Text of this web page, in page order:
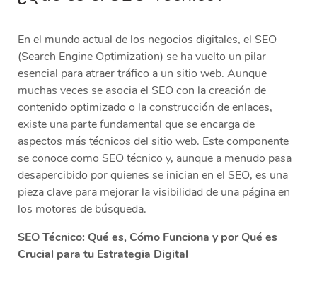
En el mundo actual de los negocios digitales, el SEO
(Search Engine Optimization) se ha vuelto un pilar
esencial para atraer tráfico a un sitio web. Aunque
muchas veces se asocia el SEO con la creación de
contenido optimizado o la construcción de enlaces,
existe una parte fundamental que se encarga de
aspectos más técnicos del sitio web. Este componente
se conoce como SEO técnico y, aunque a menudo pasa
desapercibido por quienes se inician en el SEO, es una
pieza clave para mejorar la visibilidad de una página en
los motores de búsqueda.
SEO Técnico: Qué es, Cómo Funciona y por Qué es
Crucial para tu Estrategia Digital